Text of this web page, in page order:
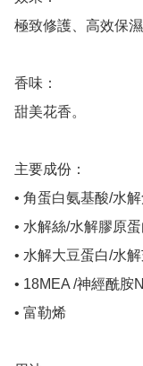
極致修護、高效保濕
香味：
甜美花香。
主要成份：
• 角蛋白氨基酸/水
• 水解絲/水解膠原蛋
• 水解大豆蛋白/水
• 18MEA /神經酰胺
• 富勒烯